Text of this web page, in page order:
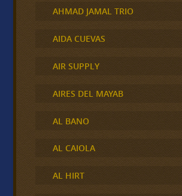
AHMAD JAMAL TRIO
AIDA CUEVAS
AIR SUPPLY
AIRES DEL MAYAB
AL BANO
AL CAIOLA
AL HIRT